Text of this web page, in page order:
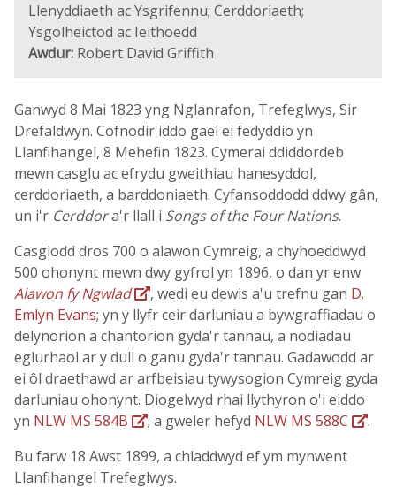
Llenyddiaeth ac Ysgrifennu; Cerddoriaeth;
Ysgolheictod ac Ieithoedd
Awdur: Robert David Griffith
Ganwyd 8 Mai 1823 yng Nglanrafon, Trefeglwys, Sir
Drefaldwyn. Cofnodir iddo gael ei fedyddio yn
Llanfihangel, 8 Mehefin 1823. Cymerai ddiddordeb
mewn casglu ac efrydu gweithiau hanesyddol,
cerddoriaeth, a barddoniaeth. Cyfansoddodd ddwy gân,
un i'r Cerddora'r llall i Songs of the Four Nations.
Casglodd dros 700 o alawon Cymreig, a chyhoeddwyd
500 ohonynt mewn dwy gyfrol yn 1896, o dan yr enw
Alawon fy Ngwlad
, wedi eu dewis a'u trefnu gan D.
Emlyn Evans; yn y llyfr ceir darluniau a bywgraffiadau o
delynorion a chantorion gyda'r tannau, a nodiadau
eglurhaol ar y dull o ganu gyda'r tannau. Gadawodd ar
ei ôl draethawd ar arfbeisiau tywysogion Cymreig gyda
darluniau ohonynt. Diogelwyd rhai llythyron o'i eiddo
yn NLW MS 584B ; a gweler hefyd NLW MS 588C
.
Bu farw 18 Awst 1899, a chladdwyd ef ym mynwent
Llanfihangel Trefeglwys.